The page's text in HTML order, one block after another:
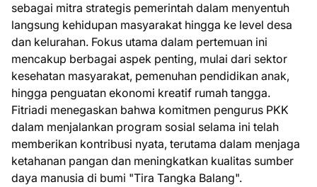
sebagai mitra strategis pemerintah dalam menyentuh
langsung kehidupan masyarakat hingga ke level desa
dan kelurahan. Fokus utama dalam pertemuan ini
mencakup berbagai aspek penting, mulai dari sektor
kesehatan masyarakat, pemenuhan pendidikan anak,
hingga penguatan ekonomi kreatif rumah tangga.
Fitriadi menegaskan bahwa komitmen pengurus PKK
dalam menjalankan program sosial selama ini telah
memberikan kontribusi nyata, terutama dalam menjaga
ketahanan pangan dan meningkatkan kualitas sumber
daya manusia di bumi "Tira Tangka Balang".